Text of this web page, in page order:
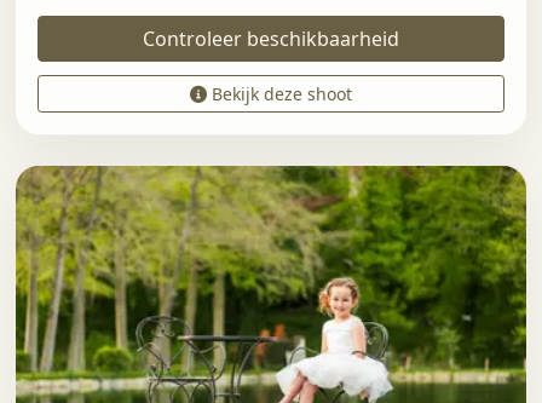
Controleer beschikbaarheid
Bekijk deze shoot